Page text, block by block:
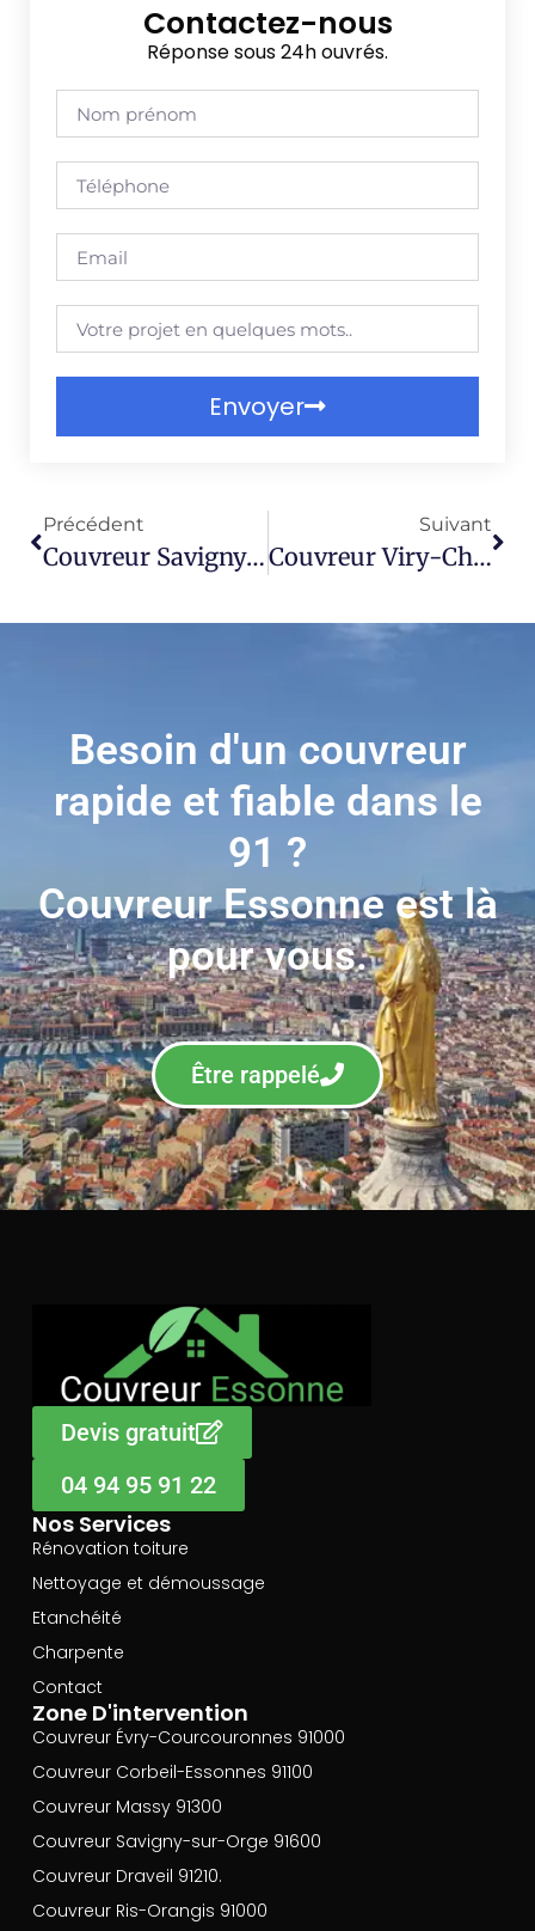
Contactez-nous
Réponse sous 24h ouvrés.
Envoyer
Précédent
Couvreur Savigny-Sur-Orge 91600
Suivant
Couvreur Viry-Châtillon 91170
Besoin d'un couvreur
rapide et fiable dans le
91 ?
Couvreur Essonne est là
pour vous.
Être rappelé
Zone D'intervention
Couvreur Évry-Courcouronnes 91000
Couvreur Corbeil-Essonnes 91100
Couvreur Massy 91300
Couvreur Savigny-sur-Orge 91600
Couvreur Draveil 91210.
Couvreur Ris-Orangis 91000
Nos Services
Rénovation toiture
Nettoyage et démoussage
Etanchéité
Charpente
Contact
Devis gratuit
04 94 95 91 22